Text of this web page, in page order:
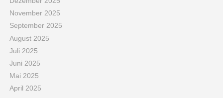
November 2025
September 2025
August 2025
Juli 2025
Juni 2025
Mai 2025
April 2025